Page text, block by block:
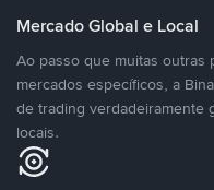
Mercado Global e Local
Ao passo que muitas outras
mercados específicos, a
de trading verdadeiramente
locais.